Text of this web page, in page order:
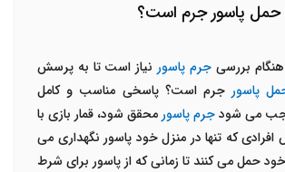
حمل پاسور جرم است؟
بررسیجرم پاسور نیاز است تا به پرسش
پاسور جرم است؟ پاسخی مناسب و کامل
می شودجرم پاسور محقق شود، قمار بازی با
که تنها در منزل خود پاسور نگهداری می
خود حمل می کنند تا زمانی که از پاسور برای شرط